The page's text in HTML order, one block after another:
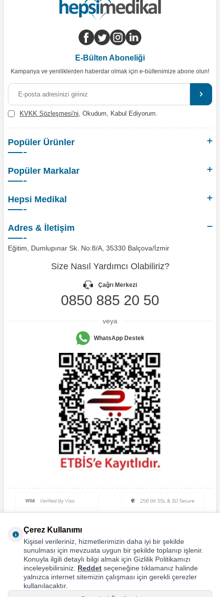
E-Bülten Aboneliği
Kampanya ve yeniliklerden haberdar olmak için e-bültenimize abone olun!
KVKK Sözleşmesi'ni , Okudum, Kabul Ediyorum.
Popüler Ürünler
Popüler Markalar
Hepsi Medikal
Adres & İletişim
Eğitim, Dumlupınar Sk. No:8/A, 35330 Balçova/İzmir
Size Nasıl Yardımcı Olabiliriz?
Çağrı Merkezi
0850 885 20 50
veya
WhatsApp Destek
Çerez Kullanımı
Kişisel verileriniz, hizmetlerimizin daha iyi bir şekilde
sunulması için mevzuata uygun bir şekilde toplanıp işlenir.
Konuyla ilgili detaylı bilgi almak için Gizlilik Politikamızı
inceleyebilirsiniz. Reddet seçeneğine tıklamanız halinde
yalnızca internet sitemizin çalışması için gerekli çerezler
kullanılacaktır.